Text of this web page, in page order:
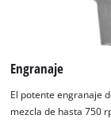
Engranaje
El potente engranaje
mezcla de hasta 750